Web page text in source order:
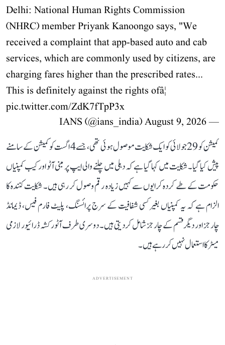
Delhi: National Human Rights Commission
(NHRC) member Priyank Kanoongo says, "We
received a complaint that app-based auto and cab
services, which are commonly used by citizens, are
charging fares higher than the prescribed rates...
This is definitely against the rights ofâ¦
pic.twitter.com/ZdK7fTpP3x
— IANS (@ians_india)
August 9, 2026
کمیشن کو 29 جولائی کو ایک شکایت موصول ہوئی تھی، جسے 4 اگست کو کمیشن کے سامنے
پیش کیا گیا۔ شکایت میں کہا گیا ہے کہ دہلی میں چلنے والی ایپ پر مبنی آٹو اور کیب کمپنیاں
حکومت کے طے کردہ کرایوں سے کہیں زیادہ رقم وصول کر رہی ہیں۔ شکایت کنندہ کا
الزام ہے کہ یہ کمپنیاں بغیر کسی شفافیت کے سرج پرائسنگ، پلیٹ فارم فیس، ڈیمانڈ
چارجز اور دیگر قسم کے چارجز شامل کر دیتی ہیں۔ دوسری طرف آٹو رکشہ ڈرائیور لازمی
میٹر کا استعمال نہیں کر رہے ہیں۔
ADVERTISEMENT